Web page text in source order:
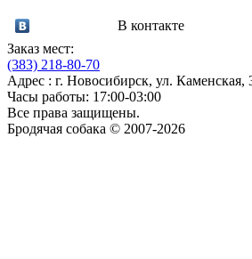
В контакте
Заказ мест:
(383) 218-80-70
Адрес : г. Новосибирск, ул. Каменская,
Часы работы: 17:00-03:00
Все права защищены.
Бродячая собака © 2007-2026